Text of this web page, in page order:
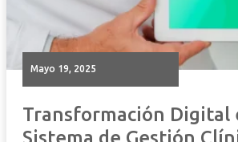
mayo 19, 2025
Transformación Digital
Sistema de Gestión